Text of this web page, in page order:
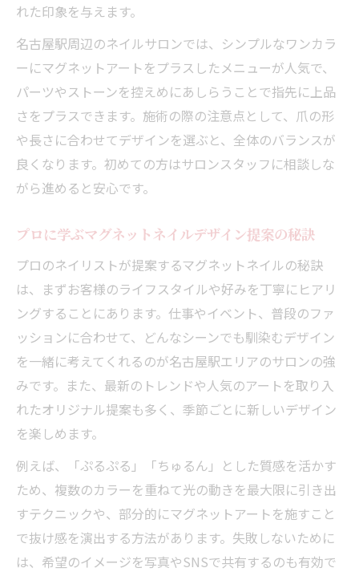
れた印象を与えます。
名古屋駅周辺のネイルサロンでは、シンプルなワンカラ
ーにマグネットアートをプラスしたメニューが人気で、
パーツやストーンを控えめにあしらうことで指先に上品
さをプラスできます。施術の際の注意点として、爪の形
や長さに合わせてデザインを選ぶと、全体のバランスが
良くなります。初めての方はサロンスタッフに相談しな
がら進めると安心です。
プロに学ぶマグネットネイルデザイン提案の秘訣
プロのネイリストが提案するマグネットネイルの秘訣
は、まずお客様のライフスタイルや好みを丁寧にヒアリ
ングすることにあります。仕事やイベント、普段のファ
ッションに合わせて、どんなシーンでも馴染むデザイン
を一緒に考えてくれるのが名古屋駅エリアのサロンの強
みです。また、最新のトレンドや人気のアートを取り入
れたオリジナル提案も多く、季節ごとに新しいデザイン
を楽しめます。
例えば、「ぷるぷる」「ちゅるん」とした質感を活かす
ため、複数のカラーを重ねて光の動きを最大限に引き出
すテクニックや、部分的にマグネットアートを施すこと
で抜け感を演出する方法があります。失敗しないために
は、希望のイメージを写真やSNSで共有するのも有効で